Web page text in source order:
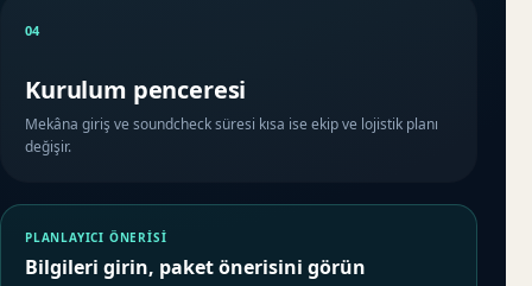
04
Kurulum penceresi
Mekâna giriş ve soundcheck süresi kısa ise ekip ve lojistik planı
değişir.
PLANLAYICI ÖNERISI
Bilgileri girin, paket önerisini görün